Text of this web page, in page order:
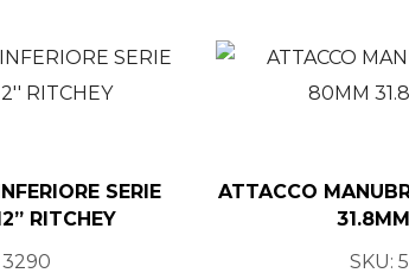
SERIE
RITCHEY
3290
ATTACCO
SKU: